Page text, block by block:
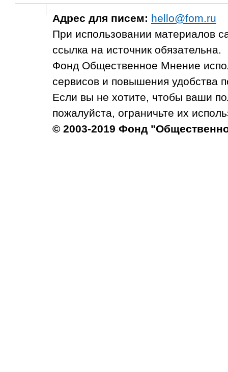
Адрес для писем: hello@fom.ru
При использовании материалов
ссылка на источник обязательна.
Фонд Общественное Мнение
сервисов и повышения удобства
Если вы не хотите, чтобы ваши
пожалуйста, ограничьте их
© 2003-2019 Фонд